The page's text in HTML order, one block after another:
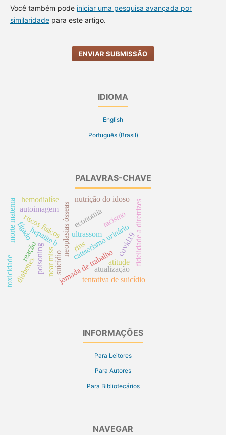
Você também pode iniciar uma pesquisa avançada por
similaridadepara este artigo.
ENVIAR SUBMISSÃO
IDIOMA
English
Português (Brasil)
PALAVRAS-CHAVE
hepatite bneoplasias ósseas
poisoning
ultrassom
cateterismo urinário
near miss fidelidade a diretrizes
jornada de trabalho
riscos físicos
autoimagem
morte materna economia
suicídio
tentativa de suicídio
reação
diabettes
hemodialíse
toxicidade
fígado
rins
racismo
atualização
nutrição do idoso
atitude
covid19
INFORMAÇÕES
Para Leitores
Para Autores
Para Bibliotecários
NAVEGAR